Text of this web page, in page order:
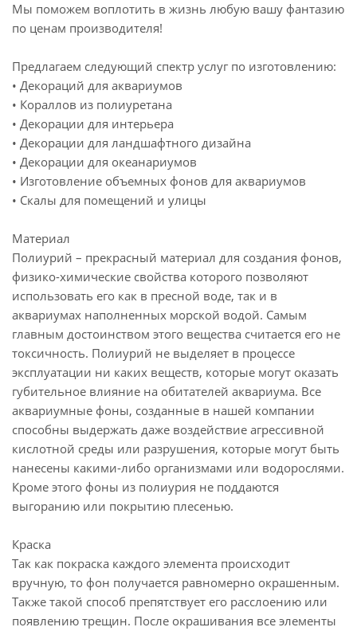
Мы поможем воплотить в жизнь любую вашу фантазию
по ценам производителя!
Предлагаем следующий спектр услуг по изготовлению:
• Декораций для аквариумов
• Кораллов из полиуретана
• Декорации для интерьера
• Декорации для ландшафтного дизайна
• Декорации для океанариумов
• Изготовление объемных фонов для аквариумов
• Скалы для помещений и улицы
Материал
Полиурий – прекрасный материал для создания фонов,
физико-химические свойства которого позволяют
использовать его как в пресной воде, так и в
аквариумах наполненных морской водой. Самым
главным достоинством этого вещества считается его не
токсичность. Полиурий не выделяет в процессе
эксплуатации ни каких веществ, которые могут оказать
губительное влияние на обитателей аквариума. Все
аквариумные фоны, созданные в нашей компании
способны выдержать даже воздействие агрессивной
кислотной среды или разрушения, которые могут быть
нанесены какими-либо организмами или водорослями.
Кроме этого фоны из полиурия не поддаются
выгоранию или покрытию плесенью.
Краска
Так как покраска каждого элемента происходит
вручную, то фон получается равномерно окрашенным.
Также такой способ препятствует его расслоению или
появлению трещин. После окрашивания все элементы